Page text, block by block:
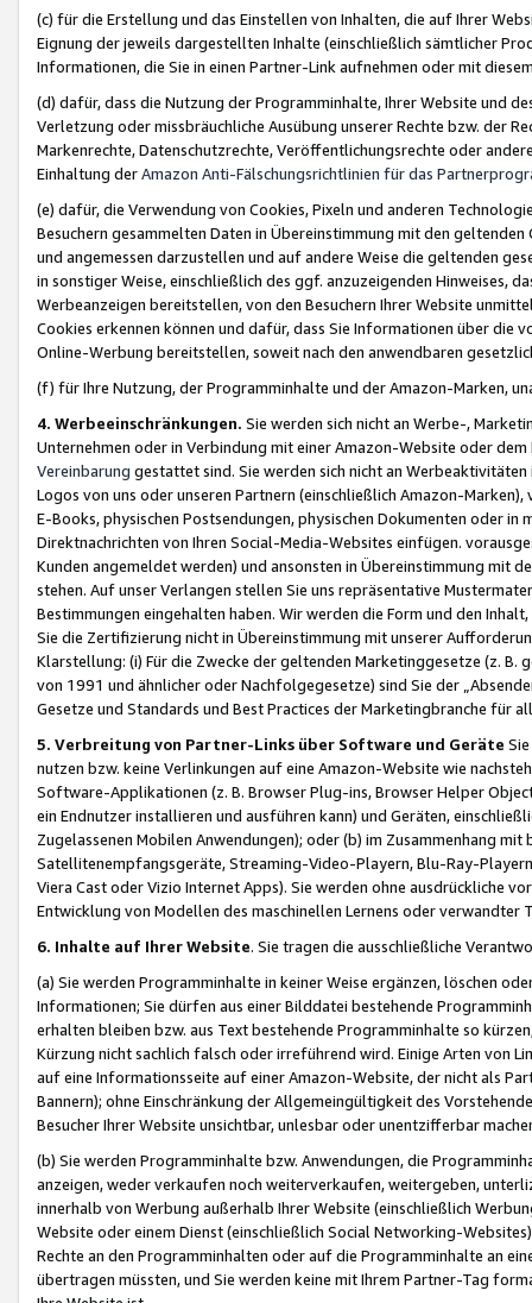
(c) für die Erstellung und das Einstellen von Inhalten, die auf Ihrer
Eignung der jeweils dargestellten Inhalte (einschließlich sämtlicher
Informationen, die Sie in einen Partner-Link aufnehmen oder mit
(d) dafür, dass die Nutzung der Programminhalte, Ihrer Website und
Verletzung oder missbräuchliche Ausübung unserer Rechte bzw. der
Markenrechte, Datenschutzrechte, Veröffentlichungsrechte oder
Einhaltung derAmazon Anti-Fälschungsrichtlinien für das
(e) dafür, die Verwendung von Cookies, Pixeln und anderen
Besuchern gesammelten Daten in Übereinstimmung mit den
und angemessen darzustellen und auf andere Weise die geltenden
in sonstiger Weise, einschließlich des ggf. anzuzeigenden Hinweises,
Werbeanzeigen bereitstellen, von den Besuchern Ihrer Website
Cookies erkennen können und dafür, dass Sie Informationen über die
Online-Werbung bereitstellen, soweit nach den anwendbaren
(f) für Ihre Nutzung, der Programminhalte und der Amazon-Marken,
4. Werbeeinschränkungen. Sie werden sich nicht an Werbe-,
Unternehmen oder in Verbindung mit einer Amazon-Website oder
Vereinbarung gestattet sind. Sie werden sich nicht an
Logos von uns oder unseren Partnern (einschließlich Amazon-
E-Books, physischen Postsendungen, physischen Dokumenten oder in
Direktnachrichten von Ihren Social-Media-Websites einfügen.
Kunden angemeldet werden) und ansonsten in Übereinstimmung mit
stehen. Auf unser Verlangen stellen Sie uns repräsentative
Bestimmungen eingehalten haben. Wir werden die Form und den
Sie die Zertifizierung nicht in Übereinstimmung mit unserer
Klarstellung: (i) Für die Zwecke der geltenden Marketinggesetze (z. B.
von 1991 und ähnlicher oder Nachfolgegesetze) sind Sie der
Gesetze und Standards und Best Practices der Marketingbranche für
5. Verbreitung von Partner-Links über Software und Geräte
nutzen bzw. keine Verlinkungen auf eine Amazon-Website wie
Software-Applikationen (z. B. Browser Plug-ins, Browser Helper
ein Endnutzer installieren und ausführen kann) und Geräten,
Zugelassenen Mobilen Anwendungen); oder (b) im Zusammenhang
Satellitenempfangsgeräte, Streaming-Video-Playern, Blu-Ray-
Viera Cast oder Vizio Internet Apps). Sie werden ohne ausdrückliche
Entwicklung von Modellen des maschinellen Lernens oder
6. Inhalte auf Ihrer Website. Sie tragen die ausschließliche
(a) Sie werden Programminhalte in keiner Weise ergänzen, löschen
Informationen; Sie dürfen aus einer Bilddatei bestehende
erhalten bleiben bzw. aus Text bestehende Programminhalte so
Kürzung nicht sachlich falsch oder irreführend wird. Einige Arten von
auf eine Informationsseite auf einer Amazon-Website, der nicht als
Bannern); ohne Einschränkung der Allgemeingültigkeit des
Besucher Ihrer Website unsichtbar, unlesbar oder unentzifferbar
(b) Sie werden Programminhalte bzw. Anwendungen, die
anzeigen, weder verkaufen noch weiterverkaufen, weitergeben,
innerhalb von Werbung außerhalb Ihrer Website (einschließlich
Website oder einem Dienst (einschließlich Social Networking-
Rechte an den Programminhalten oder auf die Programminhalte an
übertragen müssten, und Sie werden keine mit Ihrem Partner-Tag